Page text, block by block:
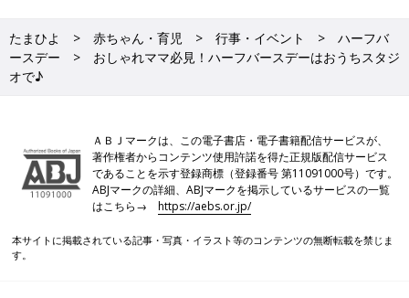
たまひよ 赤ちゃん・育児 行事・イベント
ハーフバ
ースデー
おしゃれママ必見！ハーフバースデーはおうちスタジ
オで♪
ＡＢＪマークは、この電子書店・電子書籍配信サービスが、
著作権者からコンテンツ使用許諾を得た正規版配信サービス
であることを示す登録商標（登録番号 第11091000号）です。
ABJマークの詳細、ABJマークを掲示しているサービスの一覧
はこちら→https://aebs.or.jp/
本サイトに掲載されている記事・写真・イラスト等のコンテンツの無断転載を禁じま
す。